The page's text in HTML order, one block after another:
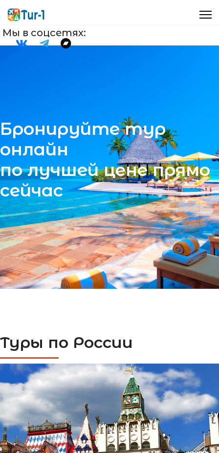
Мы в соцсетях:
Бронируйте тур
онлайн
по лучшей цене прямо
сейчас
Туры по России